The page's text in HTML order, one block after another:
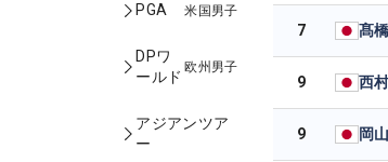
PGA 米国男子
DPワ
ールド
欧州男子
アジアンツア
ー
7 髙
9 西
9 岡